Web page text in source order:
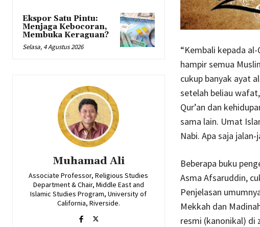
Ekspor Satu Pintu:
Menjaga Kebocoran,
Membuka Keraguan?
Selasa, 4 Agustus 2026
Muhamad Ali
Associate Professor, Religious Studies
Department & Chair, Middle East and
Islamic Studies Program, University of
California, Riverside.
“Kembali kepada
hampir semua
cukup banyak ayat
setelah beliau
Qur’an dan
sama lain. Umat
Nabi. Apa saja
Beberapa buku
Asma Afsaruddin,
Penjelasan
Mekkah dan
resmi (kanonikal) di